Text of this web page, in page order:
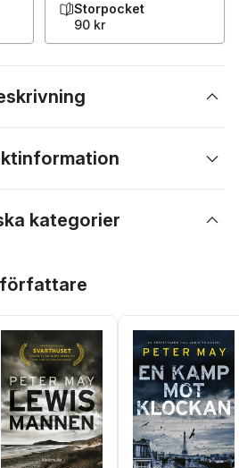
Storpocket
90 kr
kategorier
författare